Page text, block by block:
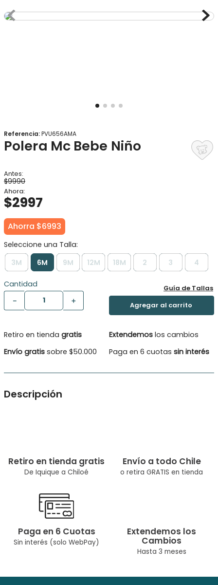
Referencia:PVU656AMA
Polera Mc Bebe Niño
$9990
$2997
Ahorra $6993
3M 6M 9M 12M 18M 2 3 4
Cantidad
＋
－
Guía de Tallas
Retiro en tienda gratis
Envío gratis sobre $50.000
Extendemos los cambios
Paga en 6 cuotas sin interés
Descripción
Retiro en tienda gratis
De Iquique a Chiloé
Envío a todo Chile
o retira GRATIS en tienda
Paga en 6 Cuotas
Sin interés (solo WebPay)
Extendemos los
Cambios
Hasta 3 meses
9.
botas agua